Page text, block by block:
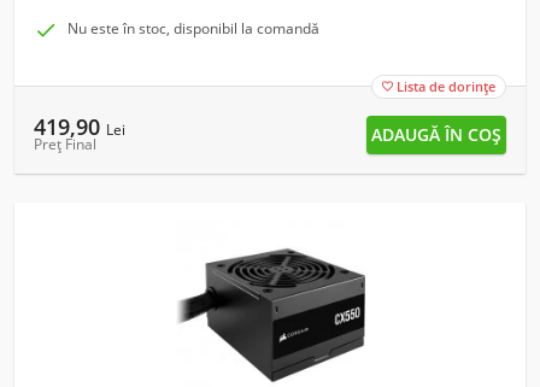
 Nu este în stoc, disponibil la comandă
 Lista de dorințe
419,90 Lei
Preț Final